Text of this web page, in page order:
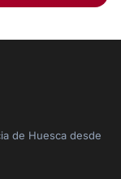
de Huesca desde